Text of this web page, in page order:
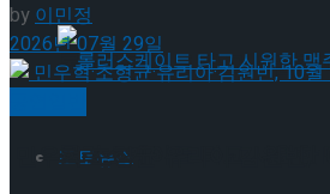
롤러스케이트 타고 시원한
포토뉴스
롤러스케이트 타고 시원한
by이민정
2026년 07월 29일
민우혁·조형균·유리아·김원빈,